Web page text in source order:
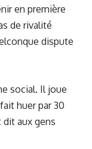
en première
de rivalité
dispute
social. Il joue
huer par 30
aux gens